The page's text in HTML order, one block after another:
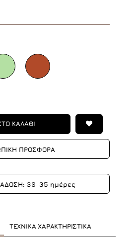
ΚΑΛΑΘΙ
ΠΡΟΣΦΟΡΑ
30-35 ημέρες
ΤΕΧΝΙΚΑ ΧΑΡΑΚΤΗΡΙΣΤΙΚΑ